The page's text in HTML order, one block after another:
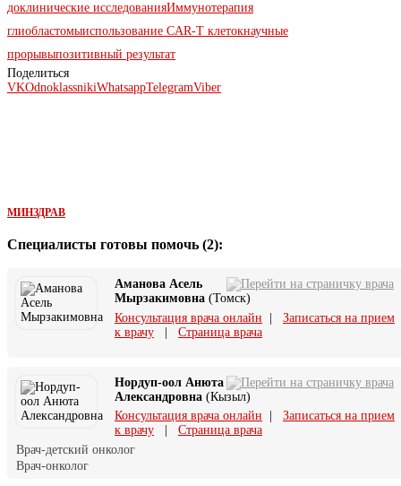
доклинические исследованияИммунотерапия
глиобластомыиспользование CAR-T клетокнаучные
прорывыпозитивный результат
Поделиться
VKOdnoklassnikiWhatsappTelegramViber
МИНЗДРАВ
Специалисты готовы помочь (2):
Аманова Асель
Мырзакимовна (Томск)
Консультация врача онлайн | Записаться на прием
к врачу | Страница врача
Нордуп-оол Анюта
Александровна (Кызыл)
Консультация врача онлайн
Записаться на прием
к врачу
Страница врача
Врач-детский онколог
Врач-онколог